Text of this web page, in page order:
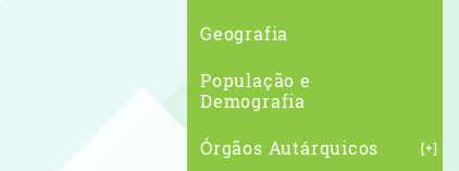
Geografia
População e
Demografia
Órgãos Autárquicos